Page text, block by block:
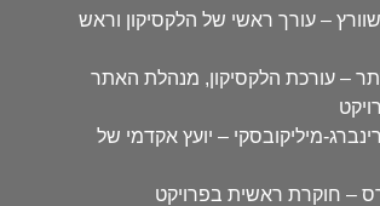
– עורך ראשי של הלקסיקון וראש
– עורכת הלקסיקון, מנהלת האתר
מיליקובסקי – יועץ אקדמי של
– חוקרת ראשית בפרויקט